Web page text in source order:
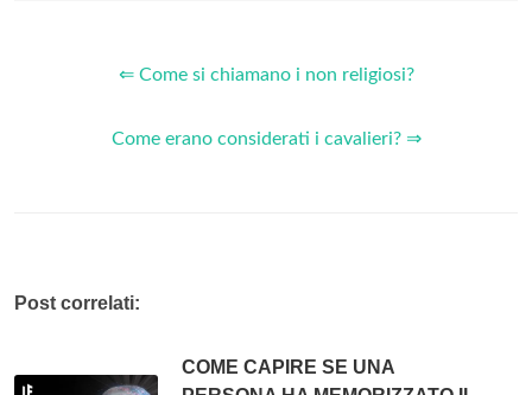
⇐ Come si chiamano i non religiosi?
Come erano considerati i cavalieri? ⇒
Post correlati:
COME CAPIRE SE UNA